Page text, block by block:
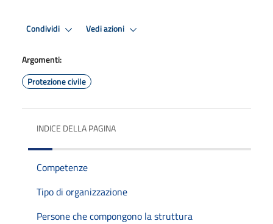
Condividi Vedi azioni
Argomenti:
Protezione civile
INDICE DELLA PAGINA
Competenze
Tipo di organizzazione
Persone che compongono la struttura